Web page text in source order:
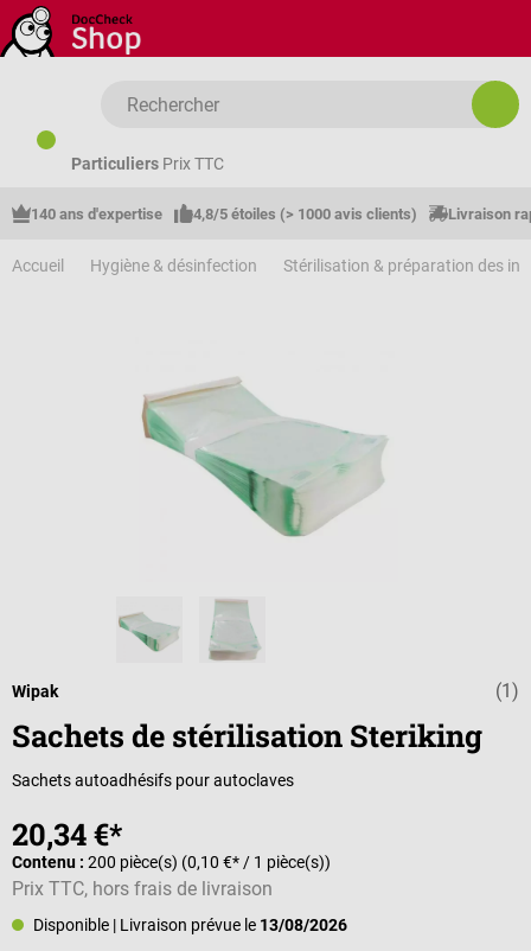
Passer au contenu principal
Particuliers Prix TTC
140 ans d'expertise 4,8/5 étoiles (> 1000 avis clients) Livraison
Accueil Hygiène & désinfection Stérilisation & préparation des
Note (1)
Wipak
Sachets de stérilisation Steriking
Sachets autoadhésifs pour autoclaves
20,34 €*
Contenu : 200 pièce(s) (0,10 €* / 1 pièce(s))
Prix TTC, hors frais de livraison
Disponible | Livraison prévue le 13/08/2026